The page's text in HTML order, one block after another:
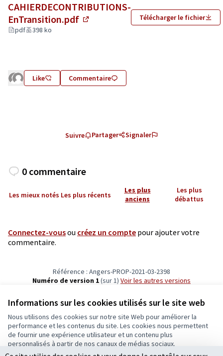
Informations sur les cookies utilisés sur le site web
Nous utilisons des cookies sur notre site Web pour améliorer la
performance et les contenus du site. Les cookies nous permettent
de fournir une expérience utilisateur et un contenu plus
personnalisés à partir de nos canaux de médias sociaux.
CAHIERDECONTRIBUTIONS-
EnTransition.pdf
(Lien externe)
pdf 398 ko
Télécharger le fichier
Like Commentaire
Suivre Partager Signaler
0 commentaire
Les mieux notés Les plus récents
Les plus
anciens
Les plus
débattus
Connectez-vousou créez un compte pour ajouter votre
commentaire.
Référence : Angers-PROP-2021-03-2398
Numéro de version 1(sur 1)
voir les autres versions
Conditions d'utilisation
Paramètres des cookies
Ecrivons Angers sur X
(Lien externe)
Ecrivons Angers sur Facebook
(Lien externe)